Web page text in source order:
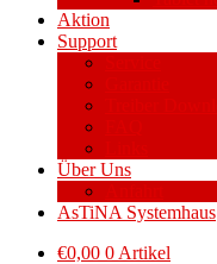
Aktion
Support
Über Uns
AsTiNA Systemhaus
€0,00 0 Artikel